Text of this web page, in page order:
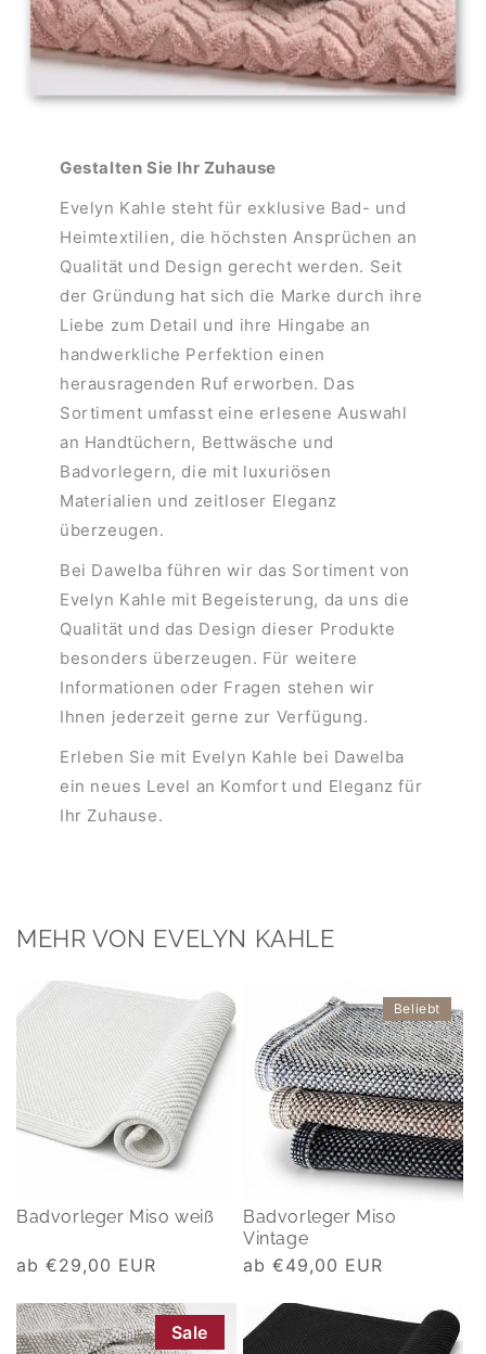
Gestalten Sie Ihr Zuhause
Evelyn Kahle steht für exklusive Bad- und
Heimtextilien, die höchsten Ansprüchen an
Qualität und Design gerecht werden. Seit
der Gründung hat sich die Marke durch ihre
Liebe zum Detail und ihre Hingabe an
handwerkliche Perfektion einen
herausragenden Ruf erworben. Das
Sortiment umfasst eine erlesene Auswahl
an Handtüchern, Bettwäsche und
Badvorlegern, die mit luxuriösen
Materialien und zeitloser Eleganz
überzeugen.
Bei Dawelba führen wir das Sortiment von
Evelyn Kahle mit Begeisterung, da uns die
Qualität und das Design dieser Produkte
besonders überzeugen. Für weitere
Informationen oder Fragen stehen wir
Ihnen jederzeit gerne zur Verfügung.
Erleben Sie mit Evelyn Kahle bei Dawelba
ein neues Level an Komfort und Eleganz für
Ihr Zuhause.
MEHR VON EVELYN KAHLE
Badvorleger Miso weiß
Normaler
ab €29,00 EUR
Badvorleger Miso
Vintage
Normaler
ab €49,00 EUR
Beliebt
Sale